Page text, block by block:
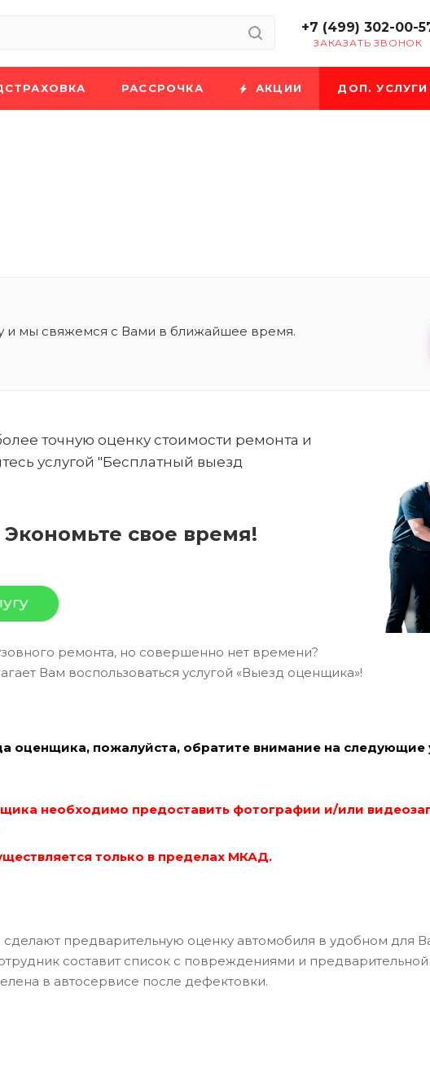
+7 (499) 302-00-
ЗАКАЗАТЬ ЗВОНОК
РАССРОЧКА АКЦИИ ДОП. УСЛУГИ
и мы свяжемся с Вами в ближайшее время.
точную оценку стоимости ремонта и
услугой "Бесплатный выезд
свое время!
ремонта, но совершенно нет времени?
Вам воспользоваться услугой «Выезд оценщика»!
оценщика, пожалуйста, обратите внимание на следующие
необходимо предоставить фотографии и/или
только в пределах МКАД.
предварительную оценку автомобиля в удобном для
составит список с повреждениями и предварительной
в автосервисе после дефектовки.